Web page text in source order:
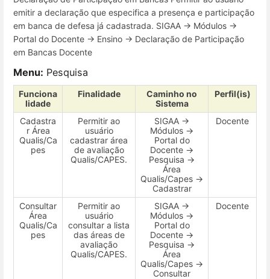
emitir a declaração que especifica a presença e participação
em banca de defesa já cadastrada. SIGAA → Módulos →
Portal do Docente → Ensino → Declaração de Participação
em Bancas Docente
Menu: Pesquisa
Funciona
lidade
Finalidade
Caminho no
Sistema
Perfil(is)
Cadastra
r Área
Qualis/Ca
pes
Permitir ao
usuário
cadastrar área
de avaliação
Qualis/CAPES.
SIGAA →
Módulos →
Portal do
Docente →
Pesquisa →
Área
Qualis/Capes →
Cadastrar
Docente
Consultar
Área
Qualis/Ca
pes
Permitir ao
usuário
consultar a lista
das áreas de
avaliação
Qualis/CAPES.
SIGAA →
Módulos →
Portal do
Docente →
Pesquisa →
Área
Qualis/Capes →
Consultar
Docente